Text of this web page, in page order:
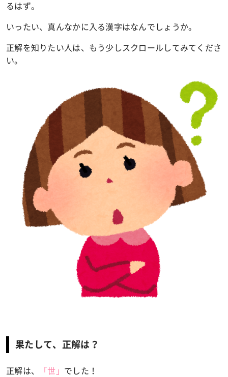
るはず。
いったい、真んなかに入る漢字はなんでしょうか。
正解を知りたい人は、もう少しスクロールしてみてくださ
い。
果たして、正解は？
正解は、 「世 」 でした！